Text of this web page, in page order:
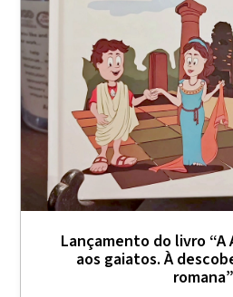
Lançamento do livro “A
aos gaiatos. À
romana”